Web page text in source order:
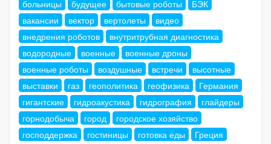
больницы
будущее бытовые роботы
БЭК
вакансии
вектор вертолеты
видео
внедрения роботов
внутритрубная диагностика
водородные
военные
военные дроны
военные роботы
воздушные встречи
высотные
выставки
газ геополитика геофизика
Германия
гигантские
гидроакустика гидрография
глайдеры
горнодобыча
город
городское хозяйство
господдержка
гостиницы готовка еды
Греция